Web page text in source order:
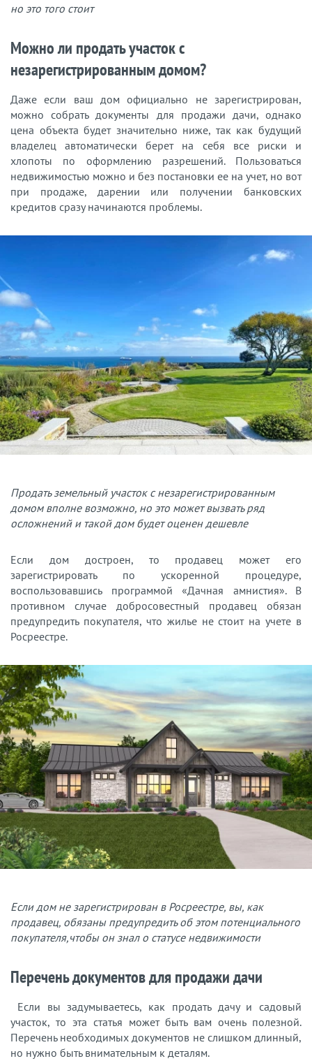
но это того стоит
Можно ли продать участок с
незарегистрированным домом?
Даже если ваш дом официально не зарегистрирован,
можно собрать документы для продажи дачи, однако
цена объекта будет значительно ниже, так как будущий
владелец автоматически берет на себя все риски и
хлопоты по оформлению разрешений. Пользоваться
недвижимостью можно и без постановки ее на учет, но вот
при продаже, дарении или получении банковских
кредитов сразу начинаются проблемы.
Продать земельный участок с незарегистрированным
домом вполне возможно, но это может вызвать ряд
осложнений и такой дом будет оценен дешевле
Если дом достроен, то продавец может его
зарегистрировать по ускоренной процедуре,
воспользовавшись программой «Дачная амнистия». В
противном случае добросовестный продавец обязан
предупредить покупателя, что жилье не стоит на учете в
Росреестре.
Если дом не зарегистрирован в Росреестре, вы, как
продавец, обязаны предупредить об этом потенциального
покупателя,чтобы он знал о статусе недвижимости
Перечень документов для продажи дачи
Если вы задумываетесь, как продать дачу и садовый
участок, то эта статья может быть вам очень полезной.
Перечень необходимых документов не слишком длинный,
но нужно быть внимательным к деталям.